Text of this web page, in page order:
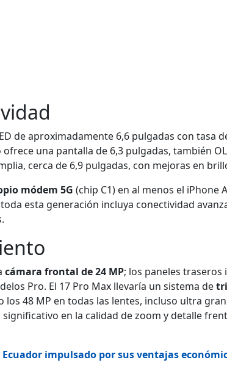
de aproximadamente 6,6 pulgadas con tasa
una pantalla de 6,3 pulgadas, también
cerca de 6,9 pulgadas, con mejoras en
módem 5G (chip C1) en al menos el iPhone
esta generación incluya conectividad
cámara frontal de 24 MP; los paneles traseros
Pro. El 17 Pro Max llevaría un sistema de
los 48 MP en todas las lentes, incluso ultra
en la calidad de zoom y detalle
impulsado por sus ventajas